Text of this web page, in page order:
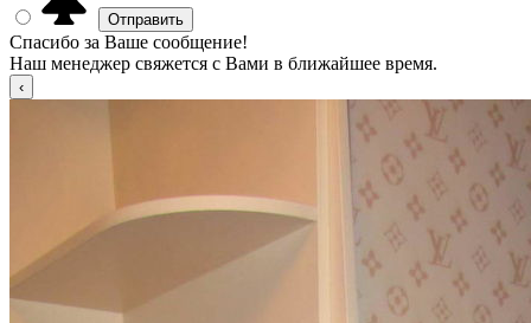
Спасибо за Ваше сообщение!
Наш менеджер свяжется с Вами в ближайшее время.